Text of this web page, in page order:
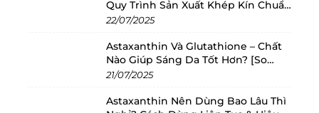
Quy Trình Sản Xuất Khép Kín Chuẩn
Châu Âu
22/07/2025
Astaxanthin Và Glutathione – Chất
Nào Giúp Sáng Da Tốt Hơn? [So
Sánh 2025]
21/07/2025
Astaxanthin Nên Dùng Bao Lâu Thì